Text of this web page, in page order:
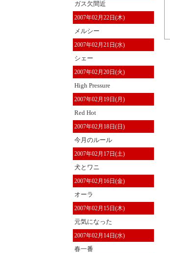
ガス欠間近
2007年02月22日(木)
メルシー
2007年02月21日(水)
シェー
2007年02月20日(火)
High Pressure
2007年02月19日(月)
Red Hot
2007年02月18日(日)
今月のルール
2007年02月17日(土)
犬とワニ
2007年02月16日(金)
オーラ
2007年02月15日(木)
元気になった
2007年02月14日(水)
春一番